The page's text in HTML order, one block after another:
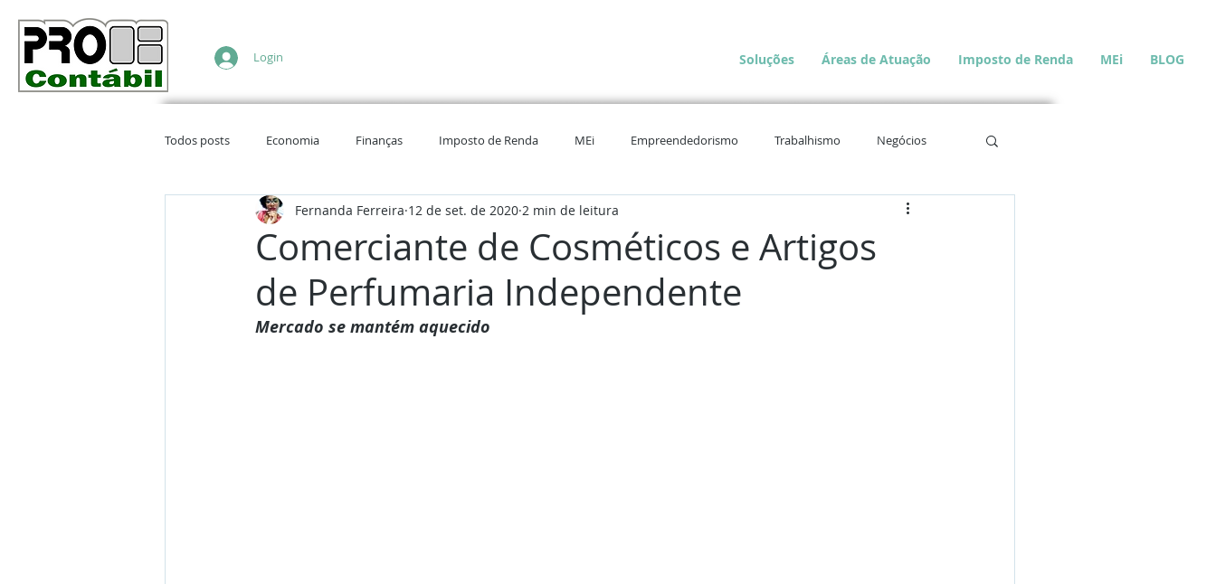
Login Soluções Áreas de Atuação Imposto de Renda MEi BLOG
Todos posts Economia Finanças Imposto de Renda MEi Empreendedorismo Trabalhismo Negócios
Independência Financeira
Comerciante de Cosméticos e Artigos
de Perfumaria Independente
Fernanda Ferreira 12 de set. de 2020 2 min de leitura
Mercado se mantém aquecido